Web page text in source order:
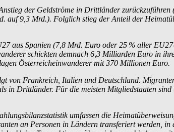
der Geldströme in Drittländer
auf 9,3 Mrd.). Folglich stieg der Anteil der
aus Spanien (7,8 Mrd. Euro oder 25 % aller
schickten demnach 6,3 Milliarden Euro in
Österreich­einwanderer mit 370 Millionen Euro.
von Frankreich, Italien und Deutschland.
in Drittländer. Für die meisten Mitglied­staaten
umfassen die
an Personen in Ländern transferiert werden, in